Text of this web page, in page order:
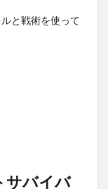
と戦術を使って
サバイバ